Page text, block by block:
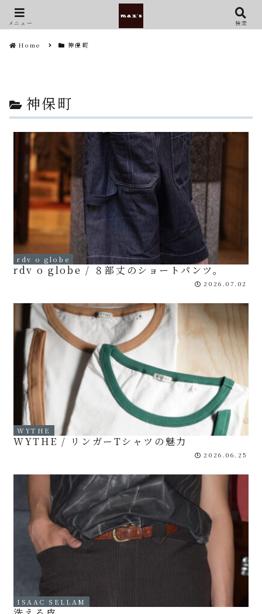
Home 神保町
神保町
rdv o globe
rdv o globe / ８部丈のショートパンツ。
2026.07.02
WYTHE
WYTHE / リンガーTシャツの魅力
2026.06.25
ISAAC SELLAM
メニュー 検索